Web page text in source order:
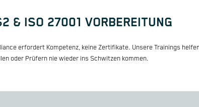
& ISO 27001 VORBEREITUNG
erfordert Kompetenz, keine Zertifikate. Unsere Trainings
oder Prüfern nie wieder ins Schwitzen kommen.